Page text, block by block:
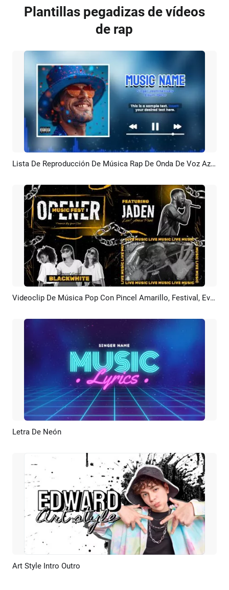
Plantillas pegadizas de vídeos
de rap
Previsualizar Crear IA Lista De Reproducción De Música Rap De Onda De Voz Azul, Letras De Canciones, Canal De YouTube, Introducción Y Salida
Previsualizar Crear IA Videoclip De Música Pop Con Pincel Amarillo, Festival, Evento Inaugural, Introducción De DJ De Club
Letra De Neón
Previsualizar
Art Style Intro Outro